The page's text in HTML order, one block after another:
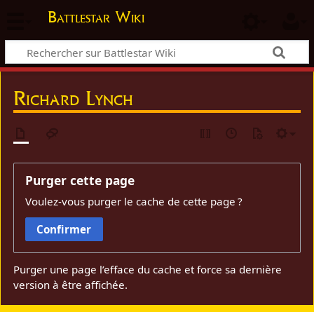
Battlestar Wiki
Richard Lynch
Purger cette page
Voulez-vous purger le cache de cette page ?
Confirmer
Purger une page l’efface du cache et force sa dernière
version à être affichée.